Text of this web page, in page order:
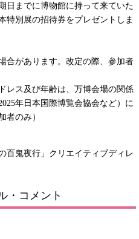
日までに博物館に持って来ていた
特別展の招待券をプレゼントしま
合があります。改定の際、参加者
レス及び年齢は、万博会場の関係
年日本国際博覧会協会など）に
者のみ）​
百鬼夜行」クリエイティブディレ
・コメント